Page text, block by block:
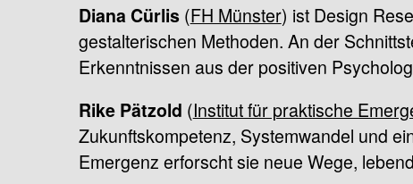
Diana Cürlis(FH Münster) ist Design
gestalterischen Methoden. An der
Erkenntnissen aus der positiven
Rike Pätzold (Institut für praktische
Zukunftskompetenz, Systemwandel und
Emergenz erforscht sie neue Wege,